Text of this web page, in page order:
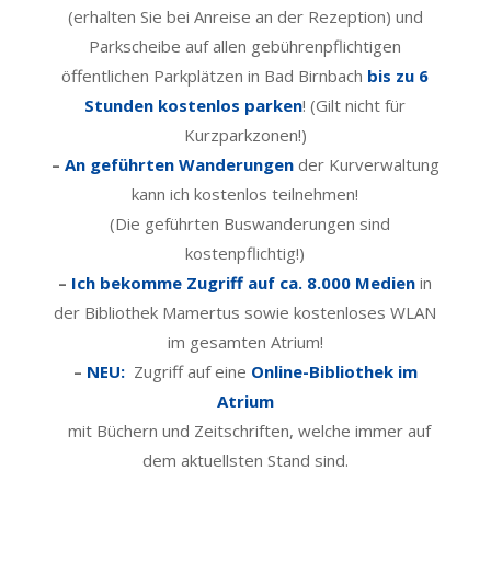
(erhalten Sie bei Anreise an der Rezeption) und
Parkscheibe auf allen gebührenpflichtigen
öffentlichen Parkplätzen in Bad Birnbach bis zu 6
Stunden kostenlos parken! (Gilt nicht für
Kurzparkzonen!)
– An geführten Wanderungender Kurverwaltung
kann ich kostenlosteilnehmen!
(Die geführten Buswanderungen sind
kostenpflichtig!)
– Ich bekomme Zugriff auf ca. 8.000 Medien in
der Bibliothek Mamertus sowie kostenloses WLAN
im gesamten Atrium!
– NEU:Zugriff auf eine Online-Bibliothek im
Atrium
mit Büchern und Zeitschriften, welche immer auf
dem aktuellsten Stand sind.